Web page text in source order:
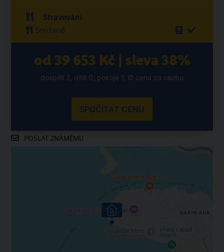
Stravování
Snídaně
od 39 653 Kč | sleva 38%
dospělí 2, dítě 0, pokoje 1, Ø cena za osobu
SPOČÍTAT CENU
POSLAT ZNÁMÉMU